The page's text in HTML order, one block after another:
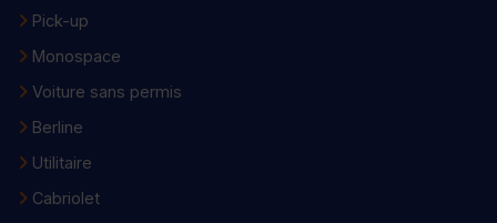
Pick-up
Monospace
Voiture sans permis
Berline
Utilitaire
Cabriolet